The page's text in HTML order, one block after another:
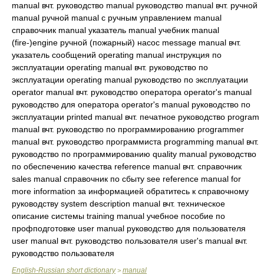
manual вчт. руководство manual руководство manual вчт. ручной
manual ручной manual с ручным управлением manual
справочник manual указатель manual учебник manual
(fire-)engine ручной (пожарный) насос message manual вчт.
указатель сообщений operating manual инструкция по
эксплуатации operating manual вчт. руководство по
эксплуатации operating manual руководство по эксплуатации
operator manual вчт. руководство оператора operator's manual
руководство для оператора operator's manual руководство по
эксплуатации printed manual вчт. печатное руководство program
manual вчт. руководство по программированию programmer
manual вчт. руководство программиста programming manual вчт.
руководство по программированию quality manual руководство
по обеспечению качества reference manual вчт. справочник
sales manual справочник по сбыту see reference manual for
more information за информацией обратитесь к справочному
руководству system description manual вчт. техническое
описание системы training manual учебное пособие по
профподготовке user manual руководство для пользователя
user manual вчт. руководство пользователя user's manual вчт.
руководство пользователя
English-Russian short dictionary> manual